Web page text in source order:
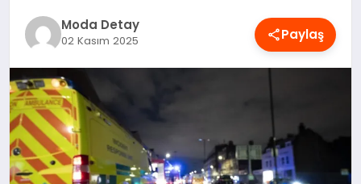
SPOR
TEKNOLOJI
YAŞAM
Moda Detay
02 Kasım 2025 Paylaş